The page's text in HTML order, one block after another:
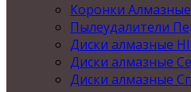
Коронки
Пылеудалители
Диски алмазные
Диски алмазные
Диски алмазные